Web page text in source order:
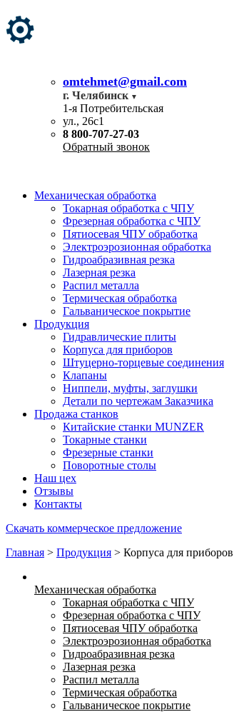
omtehmet@gmail.com
г. Челябинск
1-я Потребительская
ул., 26с1
8 800-707-27-03
Обратный звонок
Механическая обработка
Токарная обработка с ЧПУ
Фрезерная обработка с ЧПУ
Пятиосевая ЧПУ обработка
Электроэрозионная обработка
Гидроабразивная резка
Лазерная резка
Распил металла
Термическая обработка
Гальваническое покрытие
Продукция
Гидравлические плиты
Корпуса для приборов
Штуцерно-торцевые соединения
Клапаны
Ниппели, муфты, заглушки
Детали по чертежам Заказчика
Продажа станков
Китайские станки MUNZER
Токарные станки
Фрезерные станки
Поворотные столы
Наш цех
Отзывы
Контакты
Скачать коммерческое предложение
Главная > Продукция > Корпуса для приборов
Механическая обработка
Токарная обработка с ЧПУ
Фрезерная обработка с ЧПУ
Пятиосевая ЧПУ обработка
Электроэрозионная обработка
Гидроабразивная резка
Лазерная резка
Распил металла
Термическая обработка
Гальваническое покрытие